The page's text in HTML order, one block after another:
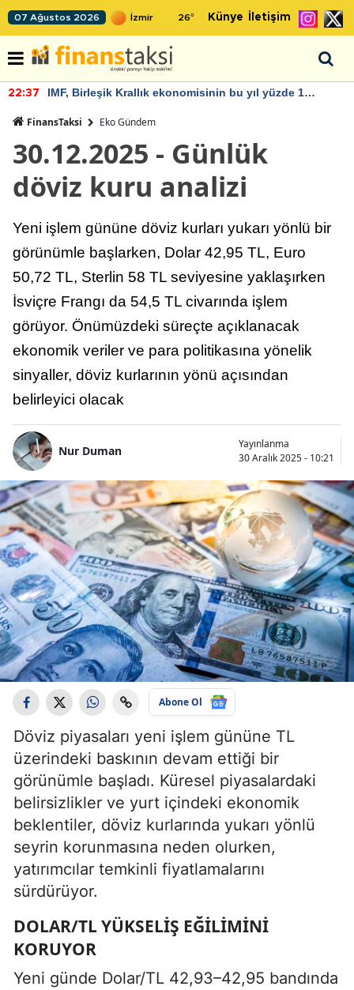
07 Ağustos 2026 26° Künye İletişim
22:37
IMF, Birleşik Krallık ekonomisinin bu yıl yüzde 1
FinansTaksi Eko Gündem
30.12.2025 - Günlük
döviz kuru analizi
Yeni işlem gününe döviz kurları yukarı yönlü bir
görünümle başlarken, Dolar 42,95 TL, Euro
50,72 TL, Sterlin 58 TL seviyesine yaklaşırken
İsviçre Frangı da 54,5 TL civarında işlem
görüyor. Önümüzdeki süreçte açıklanacak
ekonomik veriler ve para politikasına yönelik
sinyaller, döviz kurlarının yönü açısından
belirleyici olacak
Nur Duman
Yayınlanma
30 Aralık 2025 - 10:21
Abone Ol
Döviz piyasaları yeni işlem gününe TL
üzerindeki baskının devam ettiği bir
görünümle başladı. Küresel piyasalardaki
belirsizlikler ve yurt içindeki ekonomik
beklentiler, döviz kurlarında yukarı yönlü
seyrin korunmasına neden olurken,
yatırımcılar temkinli fiyatlamalarını
sürdürüyor.
DOLAR/TL YÜKSELIŞ EĞILIMINI
KORUYOR
Yeni günde Dolar/TL 42,93–42,95 bandında